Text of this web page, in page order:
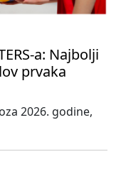
a: Najbolji
prvaka
2026. godine,